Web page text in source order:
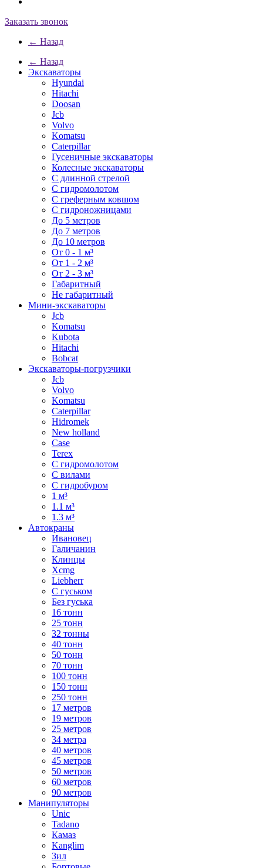
Заказать звонок
← Назад
← Назад
Экскаваторы
Hyundai
Hitachi
Doosan
Jcb
Volvo
Komatsu
Caterpillar
Гусеничные экскаваторы
Колесные экскаваторы
С длинной стрелой
С гидромолотом
С греферным ковшом
С гидроножницами
До 5 метров
До 7 метров
До 10 метров
От 0 - 1 м³
От 1 - 2 м³
От 2 - 3 м³
Габаритный
Не габаритный
Мини-экскаваторы
Jcb
Komatsu
Kubota
Hitachi
Bobcat
Экскаваторы-погрузчики
Jcb
Volvo
Komatsu
Caterpillar
Hidromek
New holland
Case
Terex
С гидромолотом
С вилами
С гидробуром
1 м³
1.1 м³
1.3 м³
Автокраны
Ивановец
Галичанин
Клинцы
Xcmg
Liebherr
С гуськом
Без гуська
16 тонн
25 тонн
32 тонны
40 тонн
50 тонн
70 тонн
100 тонн
150 тонн
250 тонн
17 метров
19 метров
25 метров
34 метра
40 метров
45 метров
50 метров
60 метров
90 метров
Манипуляторы
Unic
Tadano
Камаз
Kanglim
Зил